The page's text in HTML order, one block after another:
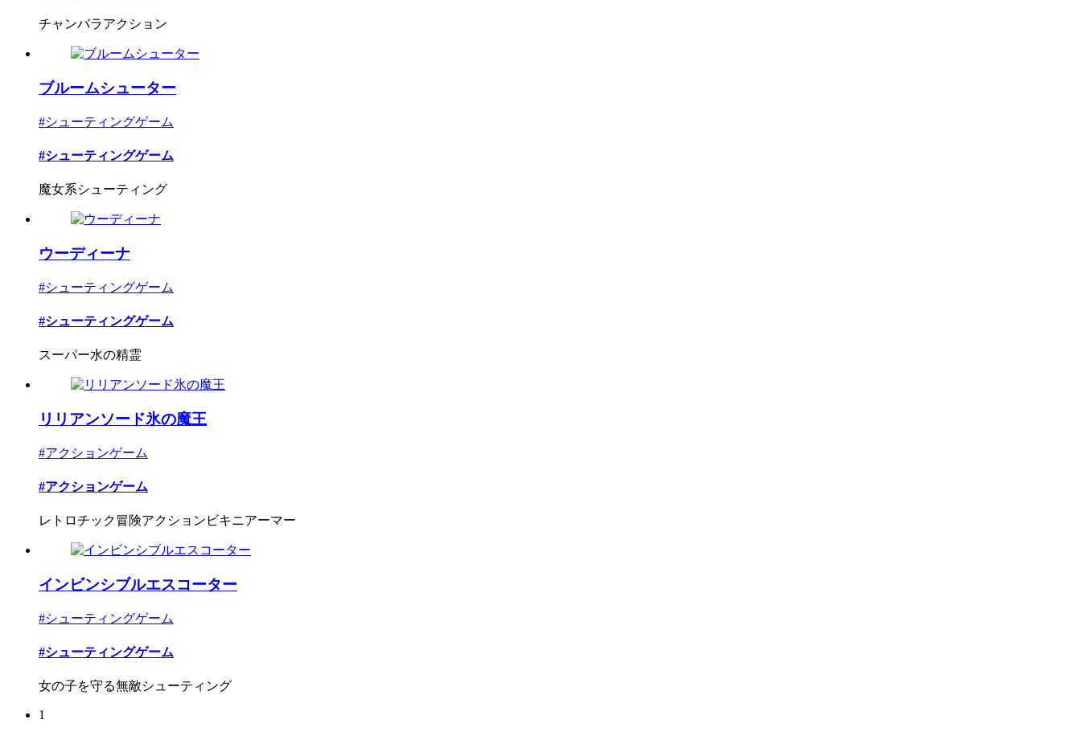
チャンバラアクション
ブルームシューター
#シューティングゲーム
#シューティングゲーム
魔女系シューティング
ウーディーナ
#シューティングゲーム
#シューティングゲーム
スーパー水の精霊
リリアンソード氷の魔王
#アクションゲーム
#アクションゲーム
レトロチック冒険アクションビキニアーマー
インビンシブルエスコーター
#シューティングゲーム
#シューティングゲーム
女の子を守る無敵シューティング
1